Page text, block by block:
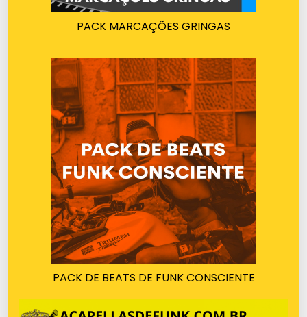
PACK MARCAÇÕES GRINGAS
PACK DE BEATS DE FUNK CONSCIENTE